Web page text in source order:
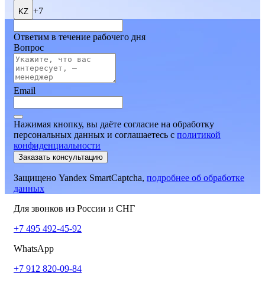
KZ +7
Ответим в течение рабочего дня
Вопрос
Email
Нажимая кнопку, вы даёте согласие на обработку
персональных данных и соглашаетесь c политикой
конфиденциальности
Заказать консультацию
Защищено Yandex SmartCaptcha, подробнее об обработке
данных
Для звонков из России и СНГ
+7 495 492-45-92
WhatsApp
+7 912 820-09-84